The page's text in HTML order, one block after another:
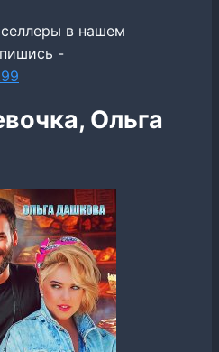
в нашем
-
Ольга